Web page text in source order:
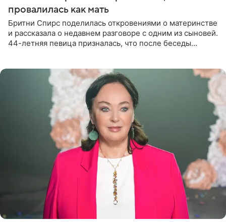
провалилась как мать
Бритни Спирс поделилась откровениями о материнстве
и рассказала о недавнем разговоре с одним из сыновей.
44-летняя певица призналась, что после беседы